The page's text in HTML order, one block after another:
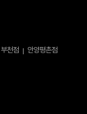
부천점 안양평촌점